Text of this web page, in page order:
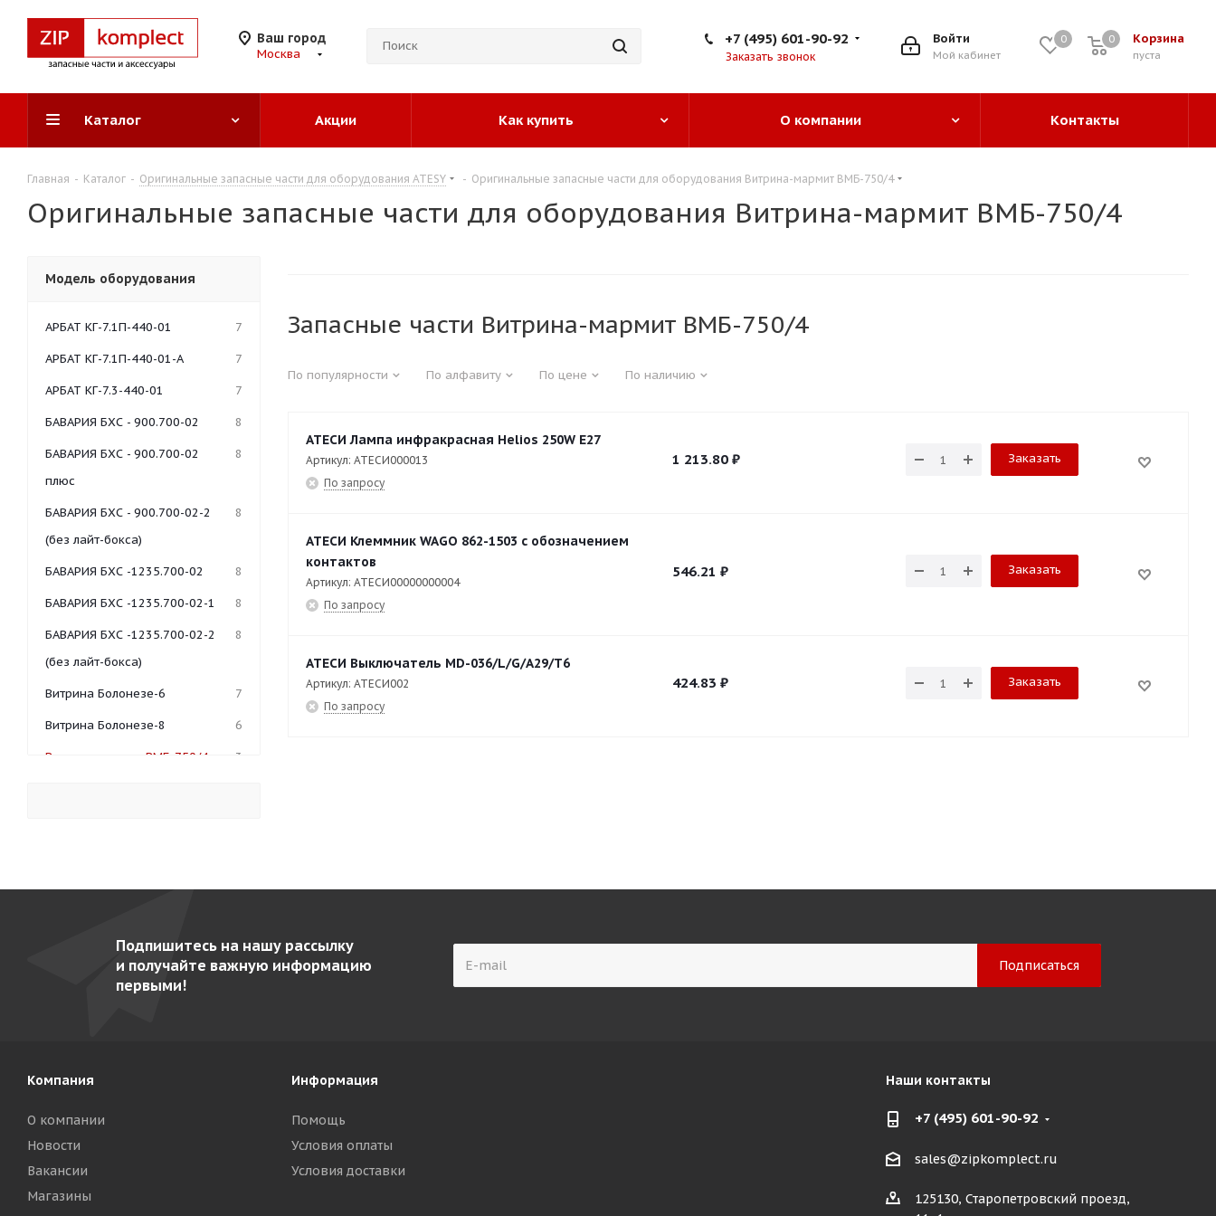
Ваш город
Москва
0 Корзина
0
пуста
0
Войти
Мой кабинет
+7 (495) 601-90-92
Заказать звонок
Каталог Акции Как купить О компании Контакты
Главная - Каталог - Оригинальные запасные части для оборудования ATESY - Оригинальные запасные части для оборудования Витрина-мармит ВМБ-750/4
Оригинальные запасные части для оборудования Витрина-мармит ВМБ-750/4
Запасные части Витрина-мармит ВМБ-750/4
По популярности По алфавиту По цене По наличию
АТЕСИ Лампа инфракрасная Helios 250W Е27
Артикул: АТЕСИ000013
По запросу
1 213.80 ₽ Заказать
АТЕСИ Клеммник WAGO 862-1503 c обозначением
контактов
Артикул: АТЕСИ00000000004
По запросу
546.21 ₽ Заказать
АТЕСИ Выключатель МD-036/L/G/А29/Т6
Артикул: АТЕСИ002
По запросу
424.83 ₽ Заказать
Модель оборудования
АРБАТ КГ-7.1П-440-01 7
АРБАТ КГ-7.1П-440-01-А 7
АРБАТ КГ-7.3-440-01 7
БАВАРИЯ БХС - 900.700-02 8
БАВАРИЯ БХС - 900.700-02
плюс
8
БАВАРИЯ БХС - 900.700-02-2
(без лайт-бокса)
8
БАВАРИЯ БХС -1235.700-02 8
БАВАРИЯ БХС -1235.700-02-1 8
БАВАРИЯ БХС -1235.700-02-2
(без лайт-бокса)
8
Витрина Болонезе-6 7
Витрина Болонезе-8 6
Витрина-мармит ВМБ-750/4 3
Кваркини КА-500-01 5
Командор-2/5-Э
Командор-4Э (карусельный)
Подпишитесь на нашу рассылку
и получайте важную информацию
первыми!
Компания
О компании
Новости
Вакансии
Магазины
Информация
Помощь
Условия оплаты
Условия доставки
Наши контакты
+7 (495) 601-90-92
sales@zipkomplect.ru
125130, Старопетровский проезд,